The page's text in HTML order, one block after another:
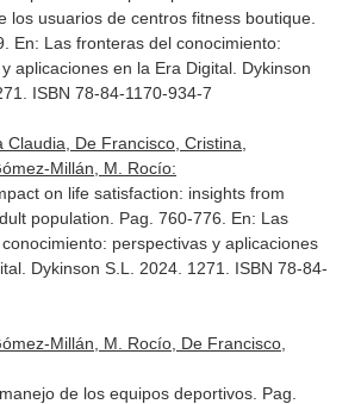
los usuarios de centros fitness boutique.
En: Las fronteras del conocimiento:
aplicaciones en la Era Digital. Dykinson
ISBN 78-84-1170-934-7
Claudia, De Francisco, Cristina,
Millán, M. Rocío:
on life satisfaction: insights from
population. Pag. 760-776. En: Las
perspectivas y aplicaciones
. Dykinson S.L. 2024. 1271. ISBN 78-84-
Millán, M. Rocío, De Francisco,
de los equipos deportivos. Pag.